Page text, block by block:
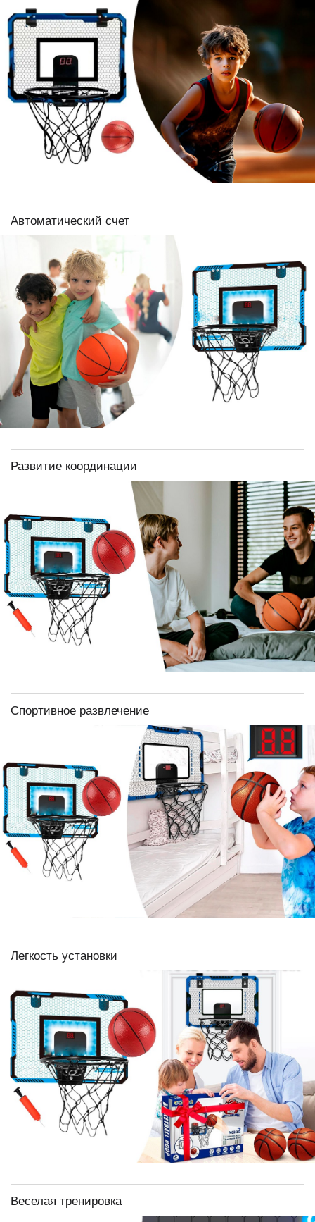
Автоматический счет
Развитие координации
Спортивное развлечение
Легкость установки
Веселая тренировка